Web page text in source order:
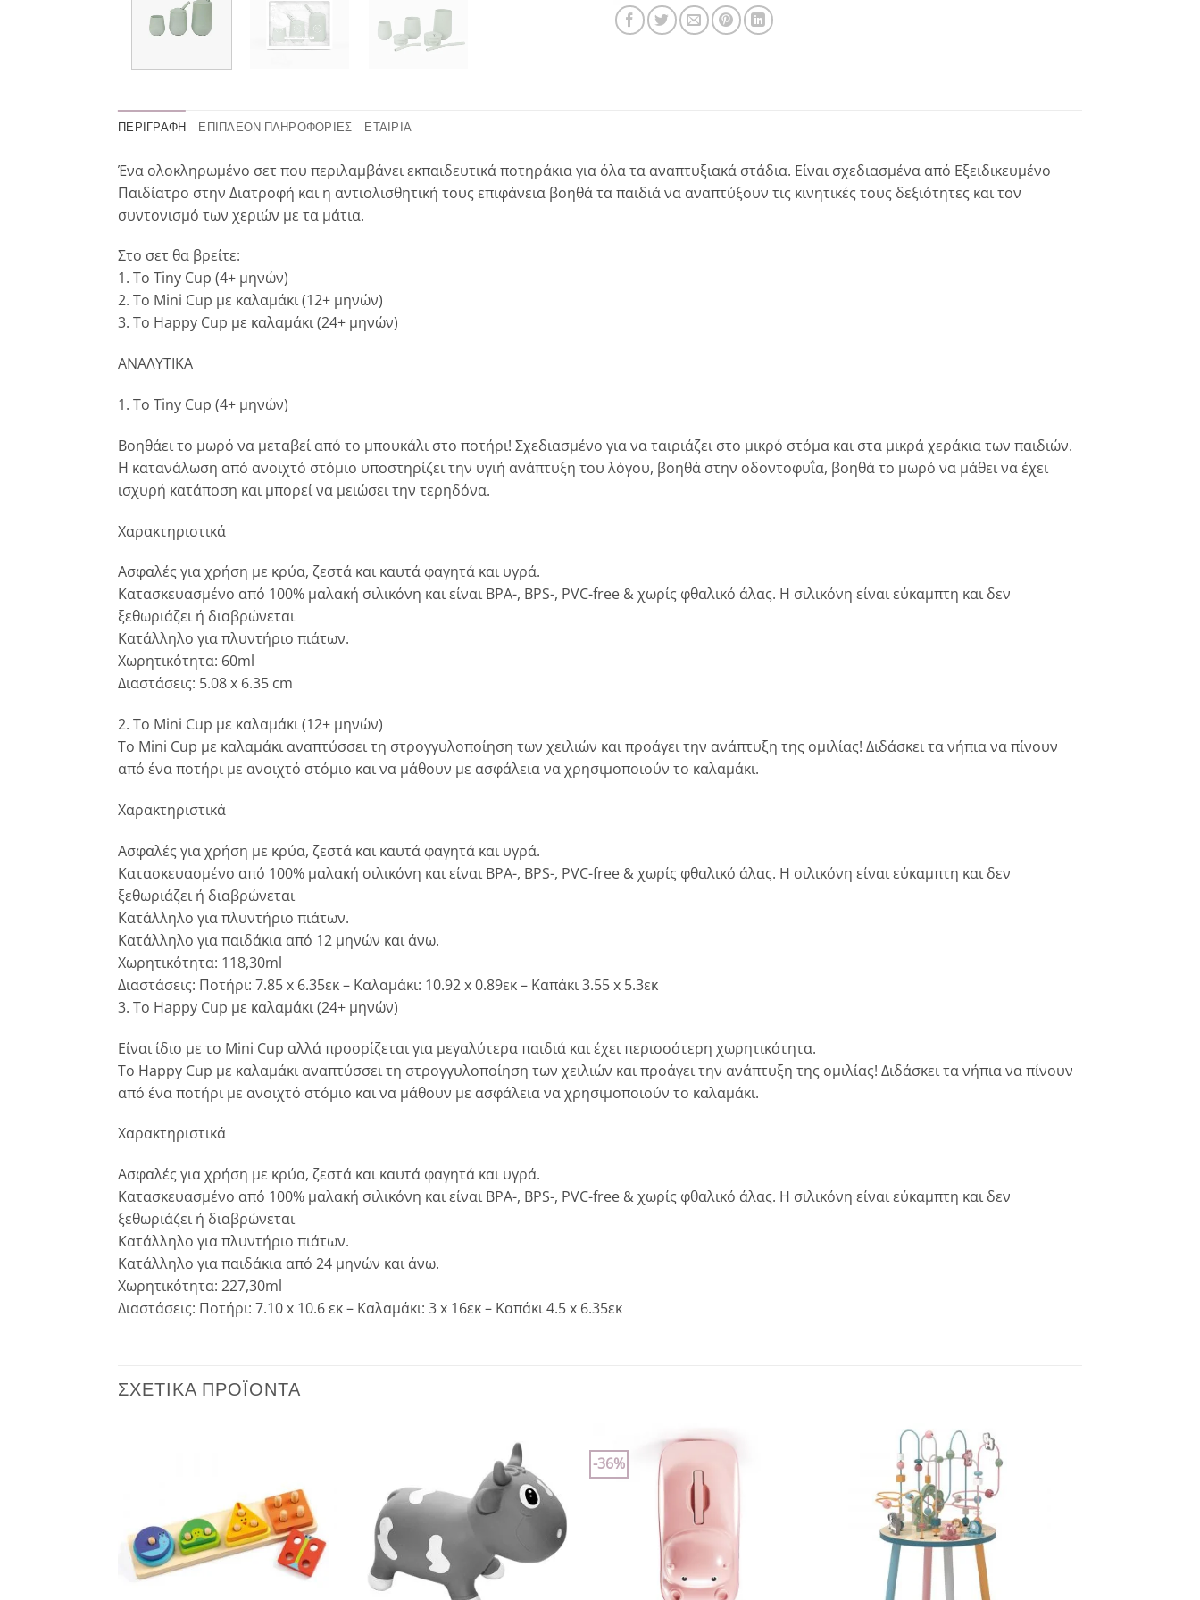
ΠΕΡΙΓΡΑΦΉ ΕΠΙΠΛΈΟΝ ΠΛΗΡΟΦΟΡΊΕΣ ΕΤΑΙΡΊΑ
Ένα ολοκληρωμένο σετ που περιλαμβάνει εκπαιδευτικά ποτηράκια για όλα τα αναπτυξιακά στάδια. Είναι σχεδιασμένα από Εξειδικευμένο
Παιδίατρο στην Διατροφή και η αντιολισθητική τους επιφάνεια βοηθά τα παιδιά να αναπτύξουν τις κινητικές τους δεξιότητες και τον
συντονισμό των χεριών με τα μάτια.
Στο σετ θα βρείτε:
1. Το Tiny Cup (4+ μηνών)
2. Το Mini Cup με καλαμάκι (12+ μηνών)
3. Το Happy Cup με καλαμάκι (24+ μηνών)
ΑΝΑΛΥΤΙΚΑ
1. Το Tiny Cup (4+ μηνών)
Βοηθάει το μωρό να μεταβεί από το μπουκάλι στο ποτήρι! Σχεδιασμένο για να ταιριάζει στο μικρό στόμα και στα μικρά χεράκια των παιδιών.
Η κατανάλωση από ανοιχτό στόμιο υποστηρίζει την υγιή ανάπτυξη του λόγου, βοηθά στην οδοντοφυΐα, βοηθά το μωρό να μάθει να έχει
ισχυρή κατάποση και μπορεί να μειώσει την τερηδόνα.
Χαρακτηριστικά
Ασφαλές για χρήση με κρύα, ζεστά και καυτά φαγητά και υγρά.
Κατασκευασμένο από 100% μαλακή σιλικόνη και είναι BPA-, BPS-, PVC-free & χωρίς φθαλικό άλας. Η σιλικόνη είναι εύκαμπτη και δεν
ξεθωριάζει ή διαβρώνεται
Κατάλληλο για πλυντήριο πιάτων.
Χωρητικότητα: 60ml
Διαστάσεις: 5.08 x 6.35 cm
2. Το Mini Cup με καλαμάκι (12+ μηνών)
Το Mini Cup με καλαμάκι αναπτύσσει τη στρογγυλοποίηση των χειλιών και προάγει την ανάπτυξη της ομιλίας! Διδάσκει τα νήπια να πίνουν
από ένα ποτήρι με ανοιχτό στόμιο και να μάθουν με ασφάλεια να χρησιμοποιούν το καλαμάκι.
Χαρακτηριστικά
Ασφαλές για χρήση με κρύα, ζεστά και καυτά φαγητά και υγρά.
Κατασκευασμένο από 100% μαλακή σιλικόνη και είναι BPA-, BPS-, PVC-free & χωρίς φθαλικό άλας. Η σιλικόνη είναι εύκαμπτη και δεν
ξεθωριάζει ή διαβρώνεται
Κατάλληλο για πλυντήριο πιάτων.
Κατάλληλο για παιδάκια από 12 μηνών και άνω.
Χωρητικότητα: 118,30ml
Διαστάσεις: Ποτήρι: 7.85 x 6.35εκ – Καλαμάκι: 10.92 x 0.89εκ – Καπάκι 3.55 x 5.3εκ
3. Το Happy Cup με καλαμάκι (24+ μηνών)
Είναι ίδιο με το Mini Cup αλλά προορίζεται για μεγαλύτερα παιδιά και έχει περισσότερη χωρητικότητα.
Το Happy Cup με καλαμάκι αναπτύσσει τη στρογγυλοποίηση των χειλιών και προάγει την ανάπτυξη της ομιλίας! Διδάσκει τα νήπια να πίνουν
από ένα ποτήρι με ανοιχτό στόμιο και να μάθουν με ασφάλεια να χρησιμοποιούν το καλαμάκι.
Χαρακτηριστικά
Ασφαλές για χρήση με κρύα, ζεστά και καυτά φαγητά και υγρά.
Κατασκευασμένο από 100% μαλακή σιλικόνη και είναι BPA-, BPS-, PVC-free & χωρίς φθαλικό άλας. Η σιλικόνη είναι εύκαμπτη και δεν
ξεθωριάζει ή διαβρώνεται
Κατάλληλο για πλυντήριο πιάτων.
Κατάλληλο για παιδάκια από 24 μηνών και άνω.
Χωρητικότητα: 227,30ml
Διαστάσεις: Ποτήρι: 7.10 x 10.6 εκ – Καλαμάκι: 3 x 16εκ – Καπάκι 4.5 x 6.35εκ
ΣΧΕΤΙΚΆ ΠΡΟΪΌΝΤΑ
Add to
wishlist
-36%